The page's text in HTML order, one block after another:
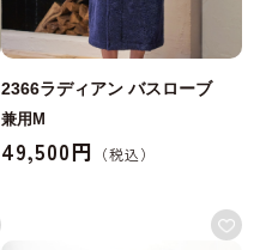
2366ラディアン バスローブ
兼用M
49,500円